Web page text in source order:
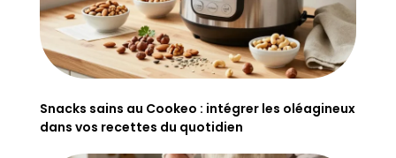
Snacks sains au Cookeo : intégrer les oléagineux
dans vos recettes du quotidien